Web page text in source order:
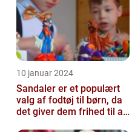
10 januar 2024
Sandaler er et populært
valg af fodtøj til børn, da
det giver dem frihed til at